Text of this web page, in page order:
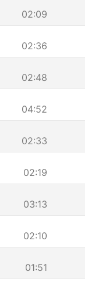
02:09
02:36
02:48
04:52
02:33
02:19
03:13
02:10
01:51